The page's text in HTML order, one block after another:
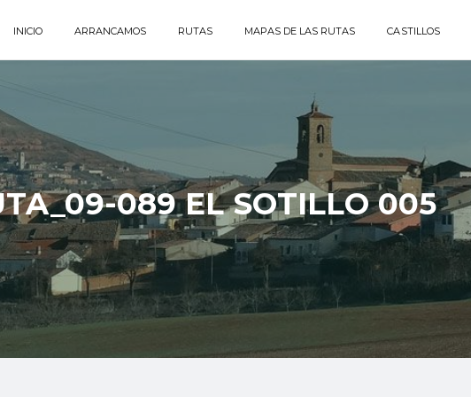
INICIO ARRANCAMOS RUTAS MAPAS DE LAS RUTAS CASTILLOS
089 EL SOTILLO 005